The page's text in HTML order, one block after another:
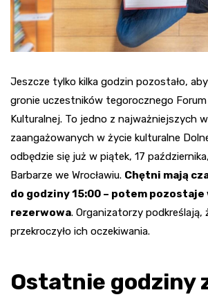
Jeszcze tylko kilka godzin pozostało,
gronie uczestników tegorocznego Forum
Kulturalnej. To jedno z najważniejszych
zaangażowanych w życie kulturalne
odbędzie się już w piątek, 17
Barbarze we Wrocławiu. Chętni mają
do godziny 15:00 – potem pozostaje
rezerwowa. Organizatorzy podkreślają,
przekroczyło ich oczekiwania.
Ostatnie godziny